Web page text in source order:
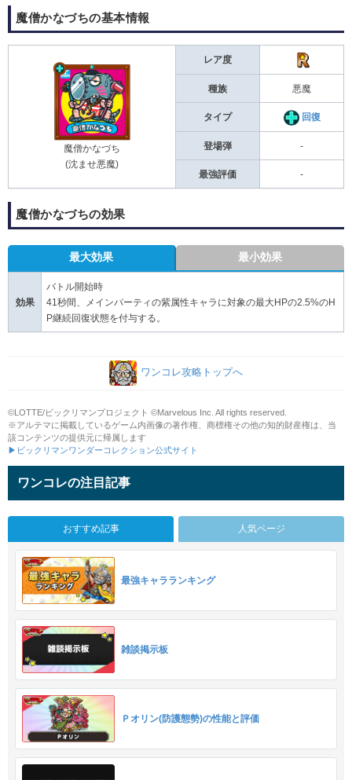
魔僧かなづちの基本情報
魔僧かなづち
(沈ませ悪魔)
レア度
種族 悪魔
タイプ 回復
登場弾 -
最強評価 -
魔僧かなづちの効果
最大効果 最小効果
効果
バトル開始時
41秒間、メインパーティの紫属性キャラに対象の最大HPの2.5%のH
P継続回復状態を付与する。
ワンコレ攻略トップへ
©LOTTE/ビックリマンプロジェクト ©Marvelous Inc. All rights reserved.
※アルテマに掲載しているゲーム内画像の著作権、商標権その他の知的財産権は、当
該コンテンツの提供元に帰属します
▶ビックリマンワンダーコレクション公式サイト
ワンコレの注目記事
おすすめ記事 人気ページ
最強キャラランキング
雑談掲示板
Ｐオリン(防護態勢)の性能と評価